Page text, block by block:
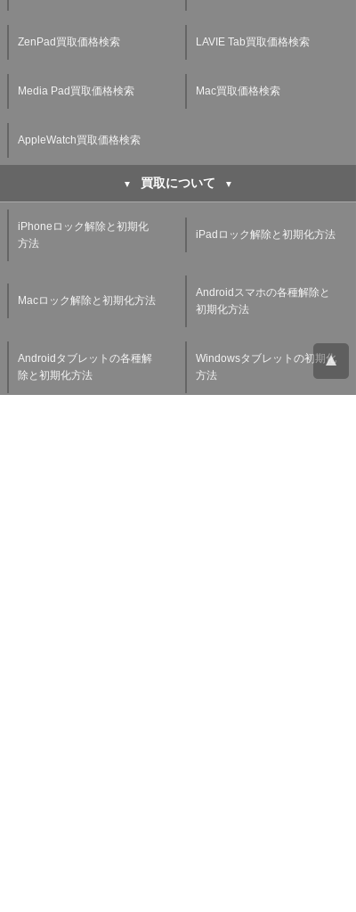
ZenPad買取価格検索 LAVIE Tab買取価格検索
Media Pad買取価格検索 Mac買取価格検索
AppleWatch買取価格検索
買取について
iPhoneロック解除と初期化
方法
iPadロック解除と初期化方法
Macロック解除と初期化方法
Androidスマホの各種解除と
初期化方法
Androidタブレットの各種解
除と初期化方法
Windowsタブレットの初期化
方法